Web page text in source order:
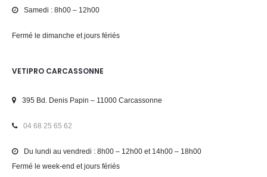
Samedi : 8h00 – 12h00
Fermé le dimanche et jours fériés
VETIPRO CARCASSONNE
395 Bd. Denis Papin – 11000 Carcassonne
04 68 25 65 62
Du lundi au vendredi : 8h00 – 12h00 et 14h00 – 18h00
Fermé le week-end et jours fériés